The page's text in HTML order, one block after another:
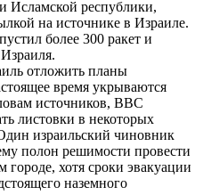
Исламской республики,
на источнике в Израиле.
более 300 ракет и
отложить планы
время укрываются
источников, ВВС
листовки в некоторых
израильский чиновник
полон решимости провести
хотя сроки эвакуации
наземного